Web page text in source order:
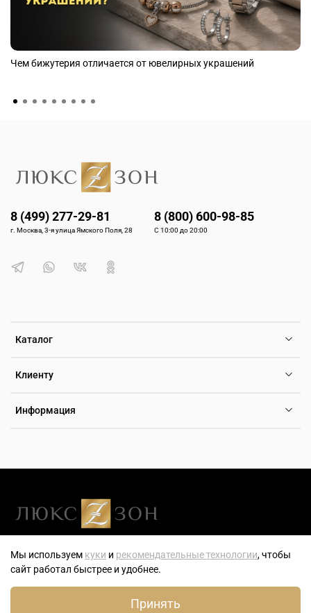
Чем бижутерия отличается от ювелирных украшений
Каталог
Клиенту
Информация
8 (499) 277-29-81
г. Москва, 3-я улица Ямского Поля, 28
8 (800) 600-98-85
С 10:00 до 20:00
Люксзон — генеральный розничный партнер компании ТБН-
Тайм — эксклюзивного дистрибьютора часов, ювелирных
Мы используем куки и рекомендательные технологии, чтобы
сайт работал быстрее и удобнее.
Принять